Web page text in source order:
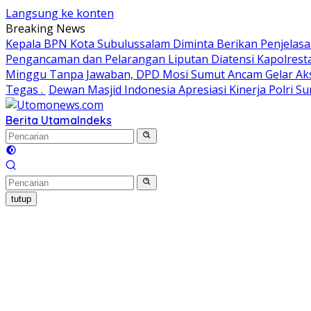
Langsung ke konten
Breaking News
Kepala BPN Kota Subulussalam Diminta Berikan
Pengancaman dan Pelarangan Liputan Diatensi
Minggu Tanpa Jawaban, DPD Mosi Sumut Ancam Gelar
Tegas . Dewan Masjid Indonesia Apresiasi Kinerja Polri
Berita UtamaIndeks
tutup